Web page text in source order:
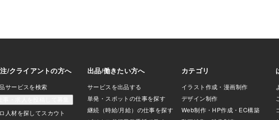
可能性があります。③ あなたの近況に興
味を示さなくなる曖昧な関係でも、気持
ちが少しでも残っている時はあなたのこ
とを知ろうとする姿勢があります。・最
近どうしてる？・仕事どう？・元